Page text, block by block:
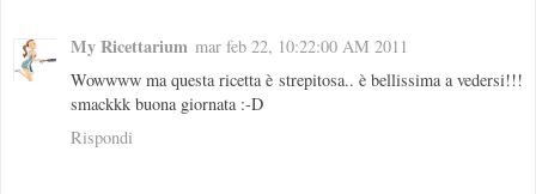
My Ricettarium mar feb 22, 10:22:00 AM 2011
Wowwww ma questa ricetta è strepitosa.. è bellissima a vedersi!!!
smackkk buona giornata :-D
Rispondi